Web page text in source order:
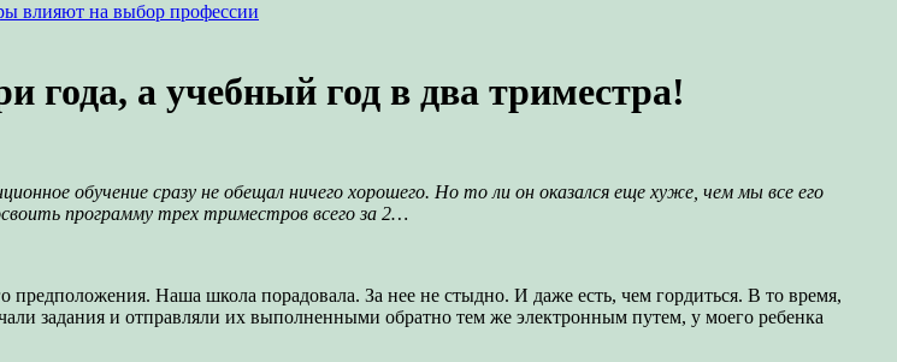
влияют на выбор профессии
года, а учебный год в два триместра!
обучение сразу не обещал ничего хорошего. Но то ли он оказался еще хуже, чем мы все его
программу трех триместров всего за 2…
предположения. Наша школа порадовала. За нее не стыдно. И даже есть, чем гордиться. В то время,
задания и отправляли их выполненными обратно тем же электронным путем, у моего ребенка